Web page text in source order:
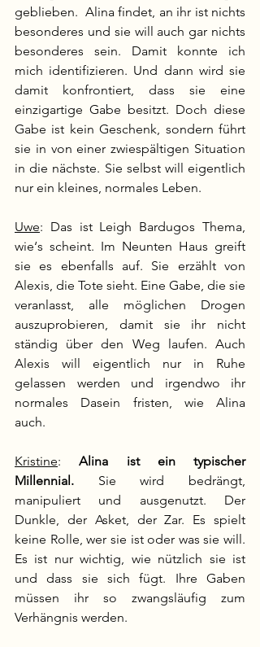
geblieben.  Alina findet, an ihr ist nichts
besonderes und sie will auch gar nichts
besonderes sein. Damit konnte ich
mich identifizieren. Und dann wird sie
damit konfrontiert, dass sie eine
einzigartige Gabe besitzt. Doch diese
Gabe ist kein Geschenk, sondern führt
sie in von einer zwiespältigen Situation
in die nächste. Sie selbst will eigentlich
nur ein kleines, normales Leben.
Uwe: Das ist Leigh Bardugos Thema,
wie‘s scheint. Im Neunten Haus greift
sie es ebenfalls auf. Sie erzählt von
Alexis, die Tote sieht. Eine Gabe, die sie
veranlasst, alle möglichen Drogen
auszuprobieren, damit sie ihr nicht
ständig über den Weg laufen. Auch
Alexis will eigentlich nur in Ruhe
gelassen werden und irgendwo ihr
normales Dasein fristen, wie Alina
auch.
Kristine: Alina ist ein typischer
Millennial. Sie wird bedrängt,
manipuliert und ausgenutzt. Der
Dunkle, der Asket, der Zar. Es spielt
keine Rolle, wer sie ist oder was sie will.
Es ist nur wichtig, wie nützlich sie ist
und dass sie sich fügt. Ihre Gaben
müssen ihr so zwangsläufig zum
Verhängnis werden.